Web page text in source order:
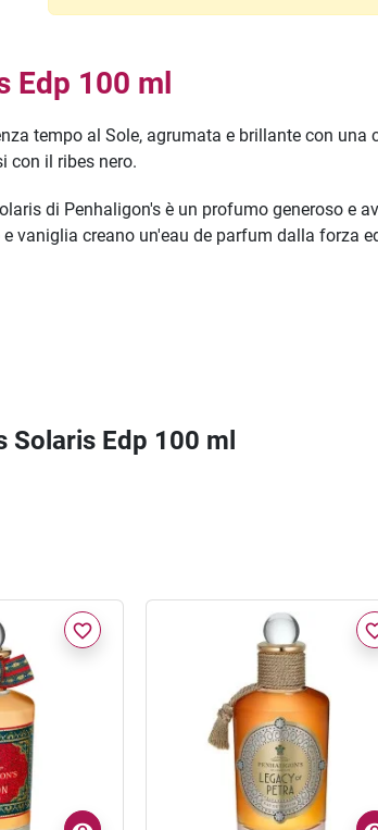
Edp 100 ml
tempo al Sole, agrumata e brillante con
con il ribes nero.
di Penhaligon's è un profumo generoso e
vaniglia creano un'eau de parfum dalla forza
Solaris Edp 100 ml
favorite_border